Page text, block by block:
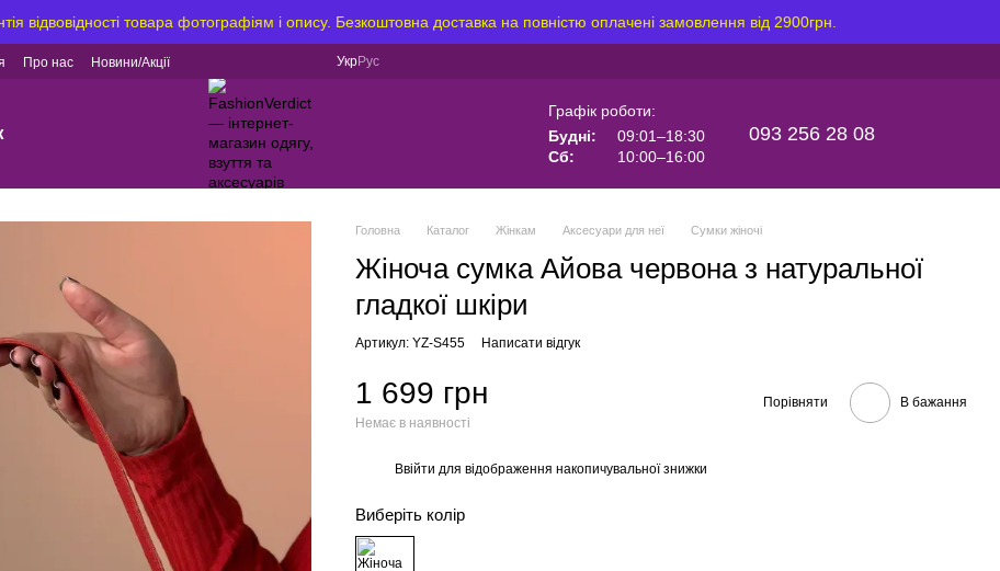
відвовідності товара фотографіям і опису. Безкоштовна доставка на повністю оплачені замовлення від 2900грн.
Про нас Новини/Акції УкрРус
Графік роботи:
Будні:
09:01–18:30
Сб:
10:00–16:00
093 256 28 08
Головна Каталог Жінкам Аксесуари для неї Сумки жіночі
Жіноча сумка Айова червона з натуральної
гладкої шкіри
Артикул: YZ-S455 Написати відгук
1 699 грн
Немає в наявності
Порівняти В бажання
Ввійти для відображення накопичувальної знижки
Виберіть колір